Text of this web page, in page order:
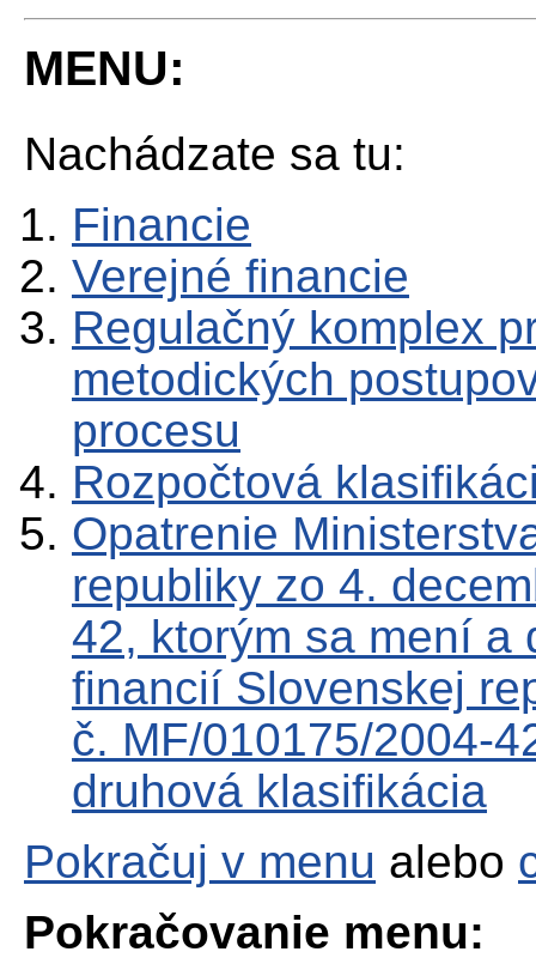
MENU:
Nachádzate sa tu:
Financie
Verejné financie
Regulačný komplex
metodických
procesu
Rozpočtová
Opatrenie
republiky zo 4.
42, ktorým sa mení a
financií Slovenskej
č. MF/010175/2004-
druhová klasifikácia
Pokračuj v menu alebo
Pokračovanie menu: